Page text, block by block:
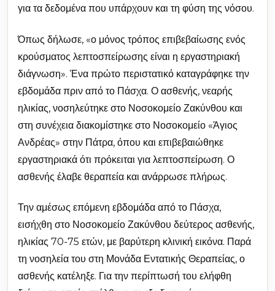
για τα δεδομένα που υπάρχουν και τη φύση της νόσου.
Όπως δήλωσε, «ο μόνος τρόπος επιβεβαίωσης ενός
κρούσματος λεπτοσπείρωσης είναι η εργαστηριακή
διάγνωση». Ένα πρώτο περιστατικό καταγράφηκε την
εβδομάδα πριν από το Πάσχα. Ο ασθενής, νεαρής
ηλικίας, νοσηλεύτηκε στο Νοσοκομείο Ζακύνθου και
στη συνέχεια διακομίστηκε στο Νοσοκομείο «Άγιος
Ανδρέας» στην Πάτρα, όπου και επιβεβαιώθηκε
εργαστηριακά ότι πρόκειται για λεπτοσπείρωση. Ο
ασθενής έλαβε θεραπεία και ανάρρωσε πλήρως.
Την αμέσως επόμενη εβδομάδα από το Πάσχα,
εισήχθη στο Νοσοκομείο Ζακύνθου δεύτερος ασθενής,
ηλικίας 70-75 ετών, με βαρύτερη κλινική εικόνα. Παρά
τη νοσηλεία του στη Μονάδα Εντατικής Θεραπείας, ο
ασθενής κατέληξε. Για την περίπτωσή του ελήφθη